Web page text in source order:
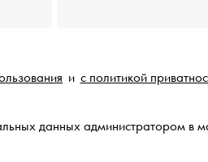
и с политикой
данных администратором в